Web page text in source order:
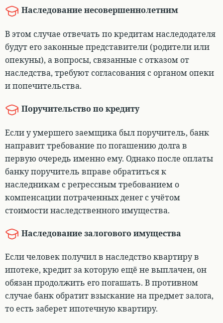
Наследование несовершеннолетним
В этом случае отвечать по кредитам наследодателя
будут его законные представители (родители или
опекуны), а вопросы, связанные с отказом от
наследства, требуют согласования с органом опеки
и попечительства.
Поручительство по кредиту
Если у умершего заемщика был поручитель, банк
направит требование по погашению долга в
первую очередь именно ему. Однако после оплаты
банку поручитель вправе обратиться к
наследникам с регрессным требованием о
компенсации потраченных денег с учётом
стоимости наследственного имущества.
Наследование залогового имущества
Если человек получил в наследство квартиру в
ипотеке, кредит за которую ещё не выплачен, он
обязан продолжить его погашать. В противном
случае банк обратит взыскание на предмет залога,
то есть заберет ипотечную квартиру.